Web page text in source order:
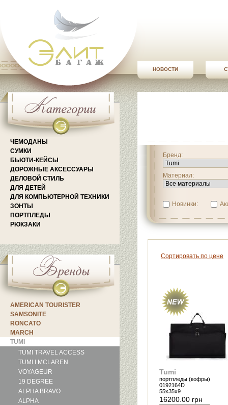
НОВОСТИ
ЧЕМОДАНЫ
СУМКИ
БЬЮТИ-КЕЙСЫ
ДОРОЖНЫЕ АКСЕССУАРЫ
ДЕЛОВОЙ СТИЛЬ
ДЛЯ ДЕТЕЙ
ДЛЯ КОМПЬЮТЕРНОЙ ТЕХНИКИ
ЗОНТЫ
ПОРТПЛЕДЫ
РЮКЗАКИ
AMERICAN TOURISTER
SAMSONITE
RONCATO
MARCH
TUMI
TUMI TRAVEL ACCESS
TUMI I MCLAREN
VOYAGEUR
19 DEGREE
ALPHA BRAVO
ALPHA
Бренд:
Материал:
Новинки:
Сортировать по цене
Tumi
портпледы (кофры)
0192164D
55х35х9
16200.00 грн